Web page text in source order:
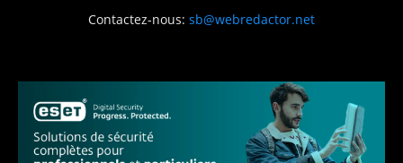
Contactez-nous: sb@webredactor.net